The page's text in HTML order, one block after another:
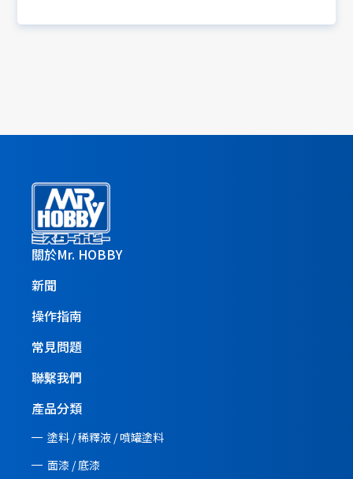
關於Mr. HOBBY
新聞
操作指南
常見問題
聯繫我們
產品分類
塗料 / 稀釋液 / 噴罐塗料
面漆 / 底漆